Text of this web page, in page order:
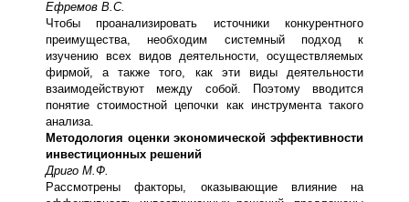
Ефремов В.С.
Чтобы проанализировать источники конкурентного
преимущества, необходим системный подход к
изучению всех видов деятельности, осуществляемых
фирмой, а также того, как эти виды деятельности
взаимодействуют между собой. Поэтому вводится
понятие стоимостной цепочки как инструмента такого
анализа.
Методология оценки экономической эффективности
инвестиционных решений
Дриго М.Ф.
Рассмотрены факторы, оказывающие влияние на